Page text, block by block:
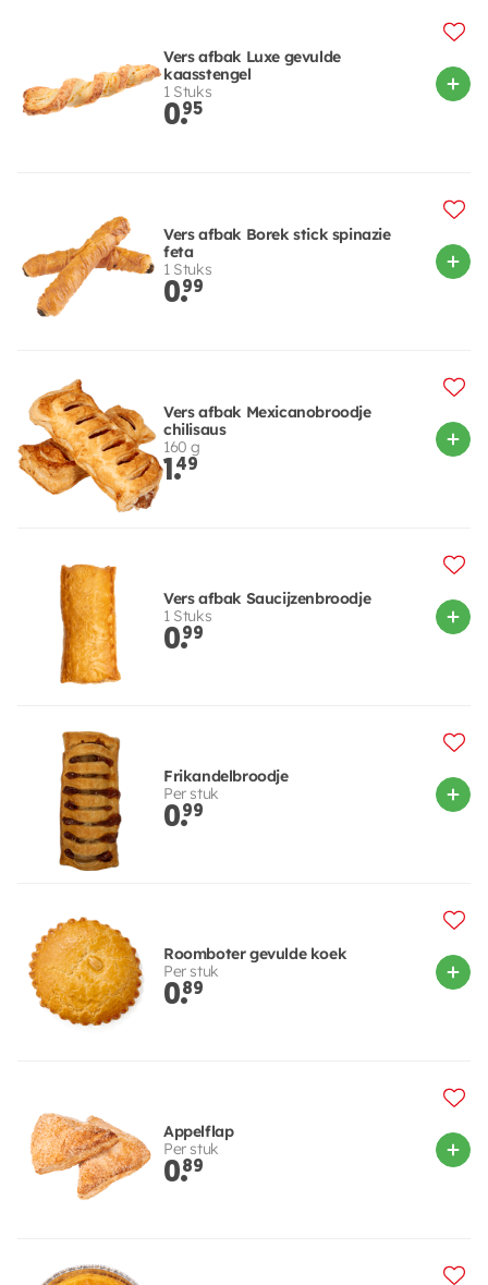
Vers afbak Luxe gevulde
kaasstengel
1 Stuks
0.95
Vers afbak Borek stick spinazie
feta
1 Stuks
0.99
Vers afbak Mexicanobroodje
chilisaus
160 g
1.49
Vers afbak Saucijzenbroodje
1 Stuks
0.99
Frikandelbroodje
Per stuk
0.99
Roomboter gevulde koek
Per stuk
0.89
Appelflap
Per stuk
0.89